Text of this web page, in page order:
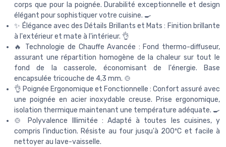
corps que pour la poignée. Durabilité exceptionnelle et design
élégant pour sophistiquer votre cuisine. 🍳
✨ Élégance avec des Détails Brillants et Mats : Finition brillante
à l'extérieur et mate à l'intérieur. 👌
🔥 Technologie de Chauffe Avancée : Fond thermo-diffuseur,
assurant une répartition homogène de la chaleur sur tout le
fond de la casserole, économisant de l'énergie. Base
encapsulée tricouche de 4,3 mm. 🍲
👌 Poignée Ergonomique et Fonctionnelle : Confort assuré avec
une poignée en acier inoxydable creuse. Prise ergonomique,
isolation thermique maintenant une température adéquate. 🍳
🍲 Polyvalence Illimitée : Adapté à toutes les cuisines, y
compris l'induction. Résiste au four jusqu'à 200ºC et facile à
nettoyer au lave-vaisselle.